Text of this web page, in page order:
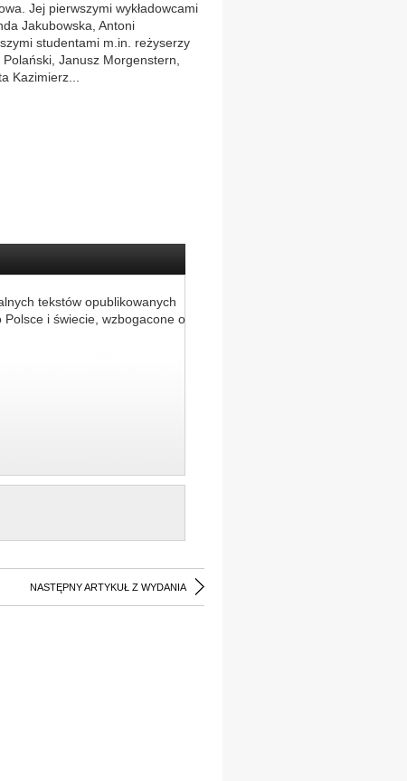
Jej pierwszymi wykładowcami
Jakubowska, Antoni
studentami m.in. reżyserzy
Janusz Morgenstern,
Kazimierz...
tekstów opublikowanych
Polsce i świecie, wzbogacone o
NASTĘPNY ARTYKUŁ Z WYDANIA